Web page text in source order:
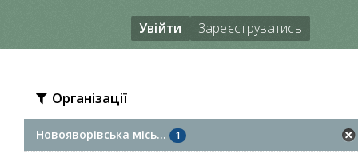
Увійти Зареєструватись
Організації
Новояворівська місь... 1